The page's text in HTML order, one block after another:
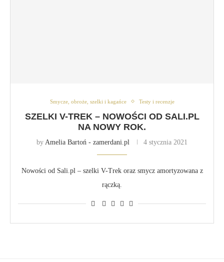
Smycze, obroże, szelki i kagańce Testy i recenzje
SZELKI V-TREK – NOWOŚCI OD SALI.PL
NA NOWY ROK.
by Amelia Bartoń - zamerdani.pl 4 stycznia 2021
Nowości od Sali.pl – szelki V-Trek oraz smycz amortyzowana z
rączką.